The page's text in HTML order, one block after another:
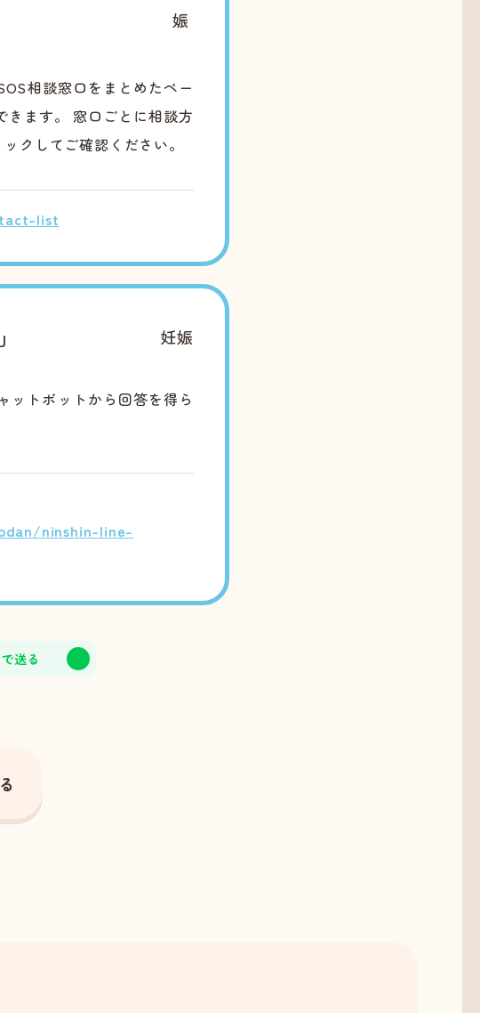
娠
相談窓口をまとめたペー
きます。 窓口ごとに相談方
クしてご確認ください。
list
妊娠
ットボットから回答を得ら
ninshin-line-
送る